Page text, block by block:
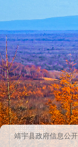
靖宇县政府信息公